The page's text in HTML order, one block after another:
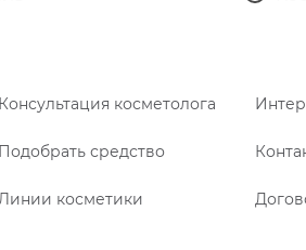
Консультация косметолога
Подобрать средство
косметики